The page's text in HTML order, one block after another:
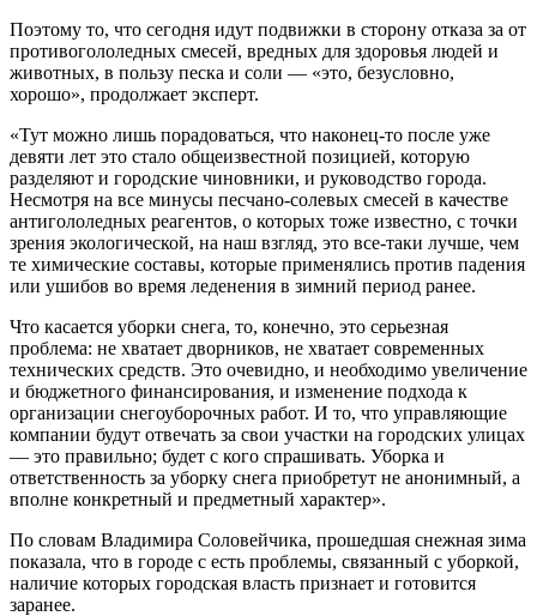
Поэтому то, что сегодня идут подвижки в сторону отказа за от
противогололедных смесей, вредных для здоровья людей и
животных, в пользу песка и соли — «это, безусловно,
хорошо», продолжает эксперт.
«Тут можно лишь порадоваться, что наконец-то после уже
девяти лет это стало общеизвестной позицией, которую
разделяют и городские чиновники, и руководство города.
Несмотря на все минусы песчано-солевых смесей в качестве
антигололедных реагентов, о которых тоже известно, с точки
зрения экологической, на наш взгляд, это все-таки лучше, чем
те химические составы, которые применялись против падения
или ушибов во время леденения в зимний период ранее.
Что касается уборки снега, то, конечно, это серьезная
проблема: не хватает дворников, не хватает современных
технических средств. Это очевидно, и необходимо увеличение
и бюджетного финансирования, и изменение подхода к
организации снегоуборочных работ. И то, что управляющие
компании будут отвечать за свои участки на городских улицах
— это правильно; будет с кого спрашивать. Уборка и
ответственность за уборку снега приобретут не анонимный, а
вполне конкретный и предметный характер».
По словам Владимира Соловейчика, прошедшая снежная зима
показала, что в городе с есть проблемы, связанный с уборкой,
наличие которых городская власть признает и готовится
заранее.